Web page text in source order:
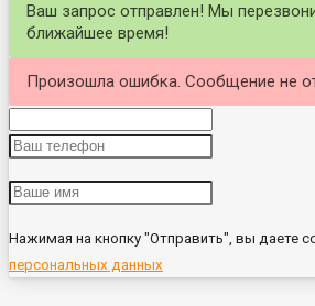
Ваш запрос отправлен! Мы
ближайшее время!
Произошла ошибка. Сообщение не
Нажимая на кнопку "Отправить", вы даете
персональных данных